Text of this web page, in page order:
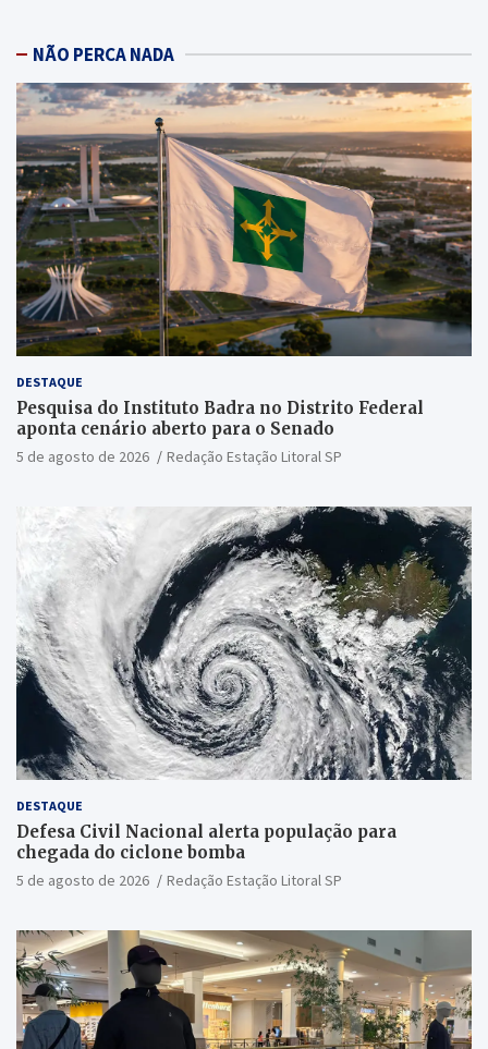
NÃO PERCA NADA
DESTAQUE
Pesquisa do Instituto Badra no Distrito Federal
aponta cenário aberto para o Senado
5 de agosto de 2026 Redação Estação Litoral SP
DESTAQUE
Defesa Civil Nacional alerta população para
chegada do ciclone bomba
5 de agosto de 2026 Redação Estação Litoral SP